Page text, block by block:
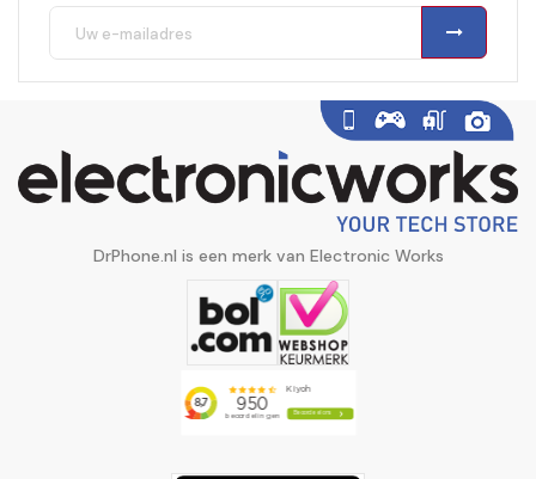
DrPhone.nl is een merk van Electronic Works